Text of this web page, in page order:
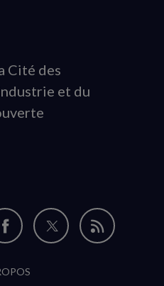
Cité des
et du
Nous
sur
Nous
Flux